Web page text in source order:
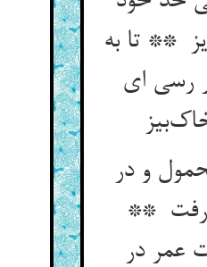
** تا به
رسی ای
و در
رفت **
عمر در